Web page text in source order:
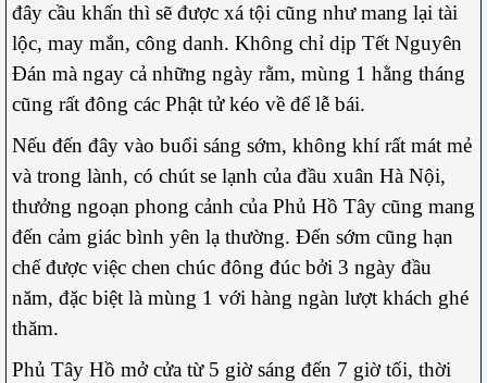
đây cầu khấn thì sẽ được xá tội cũng như mang lại tài
lộc, may mắn, công danh. Không chỉ dịp Tết Nguyên
Đán mà ngay cả những ngày rằm, mùng 1 hằng tháng
cũng rất đông các Phật tử kéo về để lễ bái.
Nếu đến đây vào buổi sáng sớm, không khí rất mát mẻ
và trong lành, có chút se lạnh của đầu xuân Hà Nội,
thưởng ngoạn phong cảnh của Phủ Hồ Tây cũng mang
đến cảm giác bình yên lạ thường. Đến sớm cũng hạn
chế được việc chen chúc đông đúc bởi 3 ngày đầu
năm, đặc biệt là mùng 1 với hàng ngàn lượt khách ghé
thăm.
Phủ Tây Hồ mở cửa từ 5 giờ sáng đến 7 giờ tối, thời